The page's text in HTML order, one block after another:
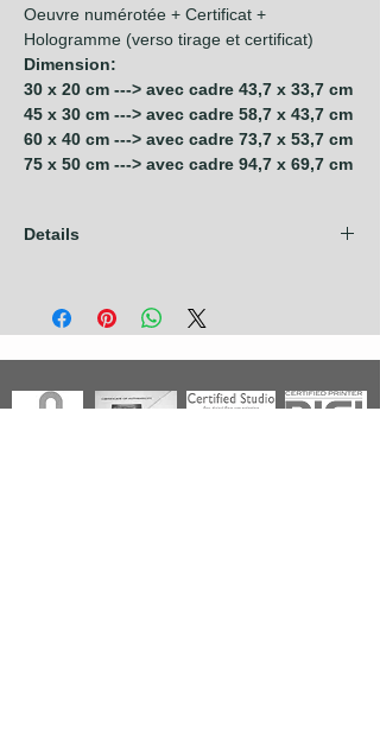
Oeuvre numérotée + Certificat +
Hologramme (verso tirage et certificat)
Dimension:
30 x 20 cm ---> avec cadre 43,7 x 33,7 cm
45 x 30 cm ---> avec cadre 58,7 x 43,7 cm
60 x 40 cm ---> avec cadre 73,7 x 53,7 cm
75 x 50 cm ---> avec cadre 94,7 x 69,7 cm
Details
Européenne + Royaume Uni + Canada +